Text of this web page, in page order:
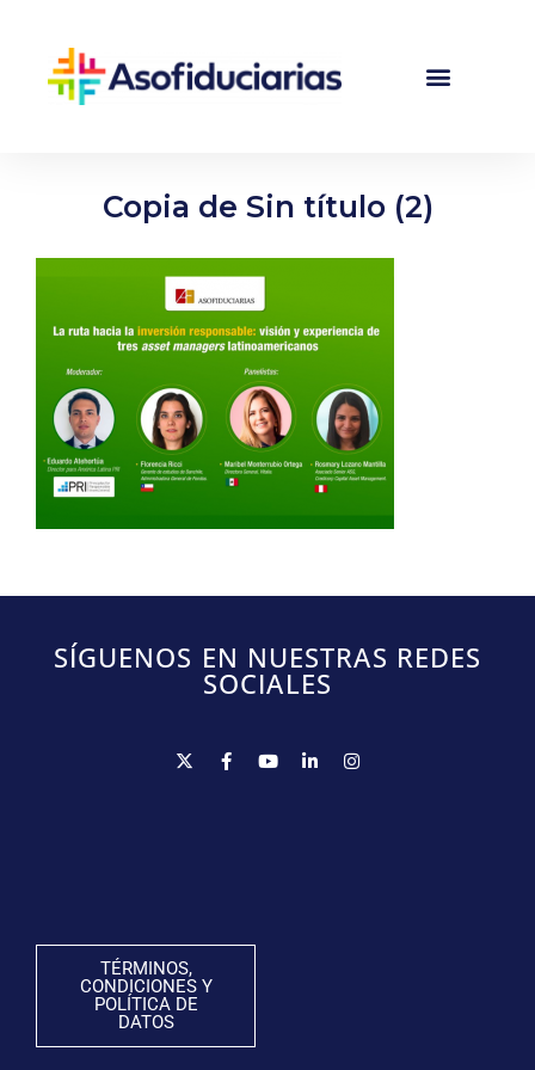
Copia de Sin título (2)
SÍGUENOS EN NUESTRAS REDES
SOCIALES
TÉRMINOS,
CONDICIONES Y
POLÍTICA DE
DATOS